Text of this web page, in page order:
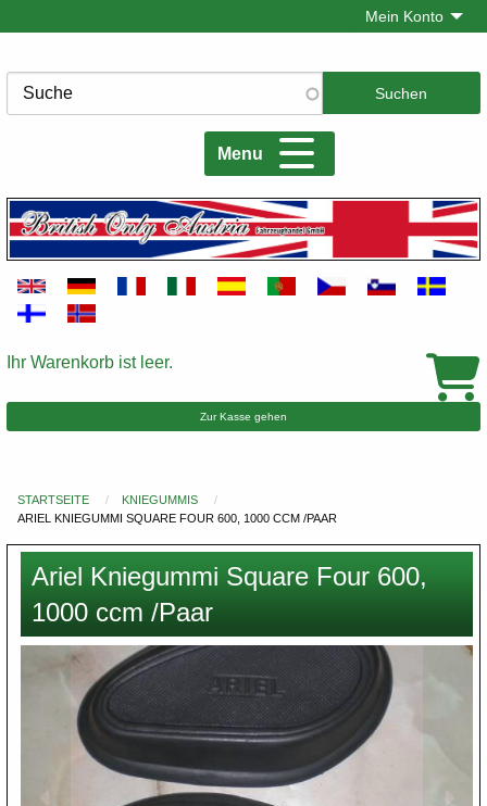
zum
Mein Konto
Suche
Menu
Warenkorb
Ihr Warenkorb ist leer.
Zur Kasse gehen
Du
hier
STARTSEITE
KNIEGUMMIS
ARIEL KNIEGUMMI SQUARE FOUR 600, 1000 CCM /PAAR
Ariel Kniegummi Square Four 600,
1000 ccm /Paar
Images